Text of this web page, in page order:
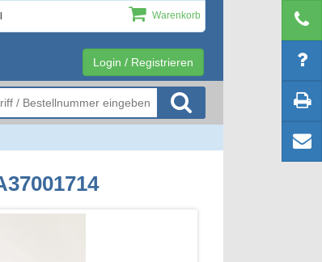
Login / Registrieren
Warenkorb